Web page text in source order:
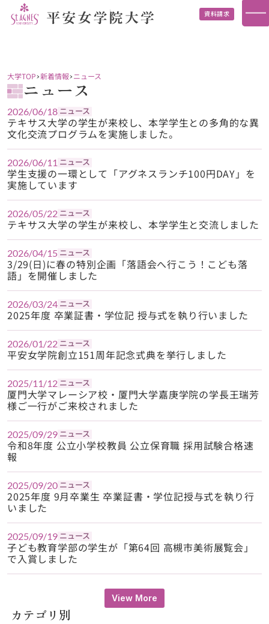
資料請求
大学TOP 新着情報 ニュース
ニュース
2026/06/18 ニュース
テキサス大学の学生が来校し、本学学生との多角的な異
文化交流プログラムを実施しました。
2026/06/11 ニュース
学生支援の一環として「アグネスランチ100円DAY」を
実施しています
2026/05/22 ニュース
テキサス大学の学生が来校し、本学学生と交流しました
2026/04/15 ニュース
3/29(日)に春の特別企画「落語会へ行こう！こども落
語」を開催しました
2026/03/24 ニュース
2025年度 卒業証書・学位記 授与式を執り行いました
2026/01/22 ニュース
平安女学院創立151周年記念式典を挙行しました
2025/11/12 ニュース
厦門大学マレーシア校・厦門大学嘉庚学院の学長王瑞芳
様ご一行がご来校されました
2025/09/29 ニュース
令和8年度 公立小学校教員 公立保育職 採用試験合格速
報
2025/09/20 ニュース
2025年度 9月卒業生 卒業証書・学位記授与式を執り行
いました
2025/09/19 ニュース
子ども教育学部の学生が「第64回 高槻市美術展覧会」
で入賞しました
View More
カテゴリ別